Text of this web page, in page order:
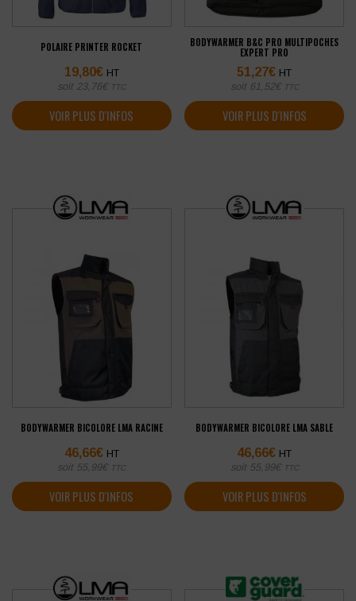
POLAIRE PRINTER ROCKET
19,80€ HT
soit 23,76€ TTC
VOIR PLUS D'INFOS
BODYWARMER B&C PRO MULTIPOCHES
EXPERT PRO
51,27€ HT
soit 61,52€ TTC
VOIR PLUS D'INFOS
BODYWARMER BICOLORE LMA RACINE
46,66€ HT
soit 55,99€ TTC
VOIR PLUS D'INFOS
BODYWARMER BICOLORE LMA SABLE
46,66€ HT
soit 55,99€ TTC
VOIR PLUS D'INFOS